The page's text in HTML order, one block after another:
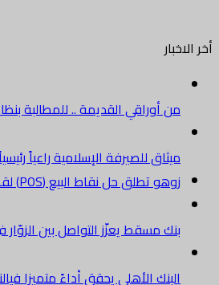
أخر الاخبار
من أوراقي القديمة .. للمطالبة
ميثاق للصيرفة الإسلامية راعياً
زوهو تطلق حل نقاط البيع (POS) لقطاع التجزئة في دول الخليج
بنك مسقط يعزّز التواصل بين
البنك الأهلي يحقق أداءً متميزا